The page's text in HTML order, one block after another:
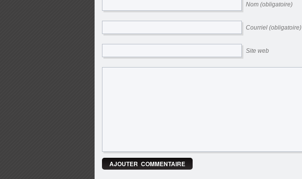
Nom (obligatoire)
Courriel (obligatoire)
Site web